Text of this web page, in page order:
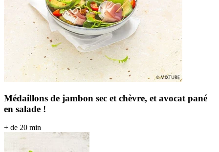
Médaillons de jambon sec et chèvre, et avocat pané
en salade !
+ de 20 min